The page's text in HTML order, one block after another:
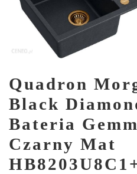
Quadron
Black
Bateria
Czarny Mat